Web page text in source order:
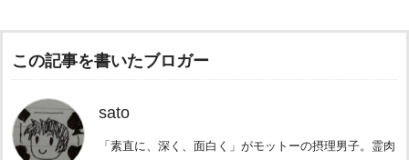
この記事を書いたブロガー
sato
「素直に、深く、面白く」がモットーの摂理男子。霊肉